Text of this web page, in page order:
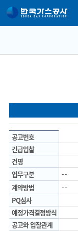
공고번호
긴급입찰
건명
업무구분
- -
계약방법
- -
PQ심사
예정가격결정방식
공고와 입찰관계